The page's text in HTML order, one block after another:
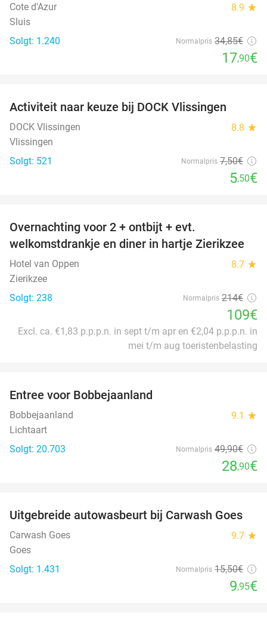
Cote d'Azur 8.9 star
Sluis
Solgt: 1.240
Normalpris 34,85€
17,90€
Activiteit naar keuze bij DOCK Vlissingen
DOCK Vlissingen 8.8 star
Vlissingen
Solgt: 521
Normalpris 7,50€
5,50€
Overnachting voor 2 + ontbijt + evt.
welkomstdrankje en diner in hartje Zierikzee
Hotel van Oppen 8.7 star
Zierikzee
Solgt: 238
Normalpris 214€
109€
Excl. ca. €1,83 p.p.p.n. in sept t/m apr en €2,04 p.p.p.n. in
mei t/m aug toeristenbelasting
Entree voor Bobbejaanland
Bobbejaanland 9.1 star
Lichtaart
Solgt: 20.703
Normalpris 49,90€
28,90€
36%
Uitgebreide autowasbeurt bij Carwash Goes
Carwash Goes 9.7 star
Goes
Solgt: 1.431
Normalpris 15,50€
9,95€